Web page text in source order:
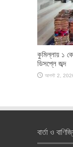
কুমিল্লায় ১
ডিসপ্লে জব্দ
আগস্ট 2,
বার্তা ও